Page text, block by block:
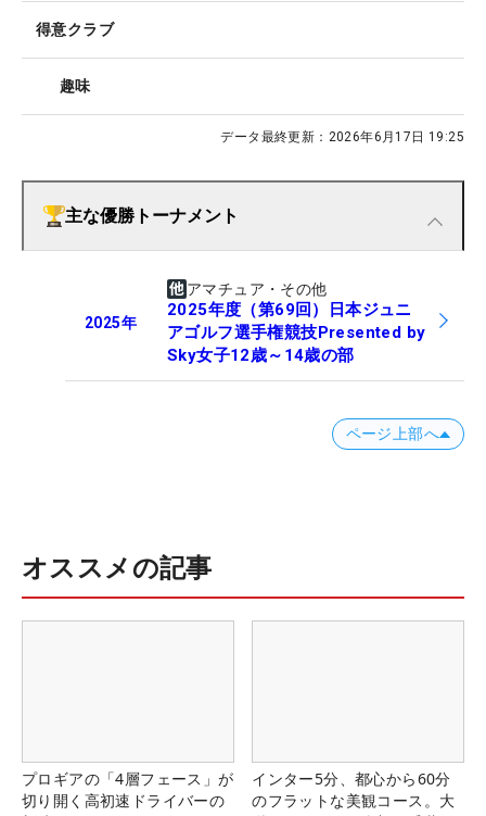
得意クラブ
趣味
データ最終更新： 2026年6月17日 19:25
主な優勝トーナメント
2025年
アマチュア・その他
2025年度（第69回）日本ジュニ
アゴルフ選手権競技Presented by
Sky女子12歳～14歳の部
ページ上部へ
オススメの記事
プロギアの「4層フェース」が
切り開く高初速ドライバーの
インター5分、都心から60分
のフラットな美観コース。大